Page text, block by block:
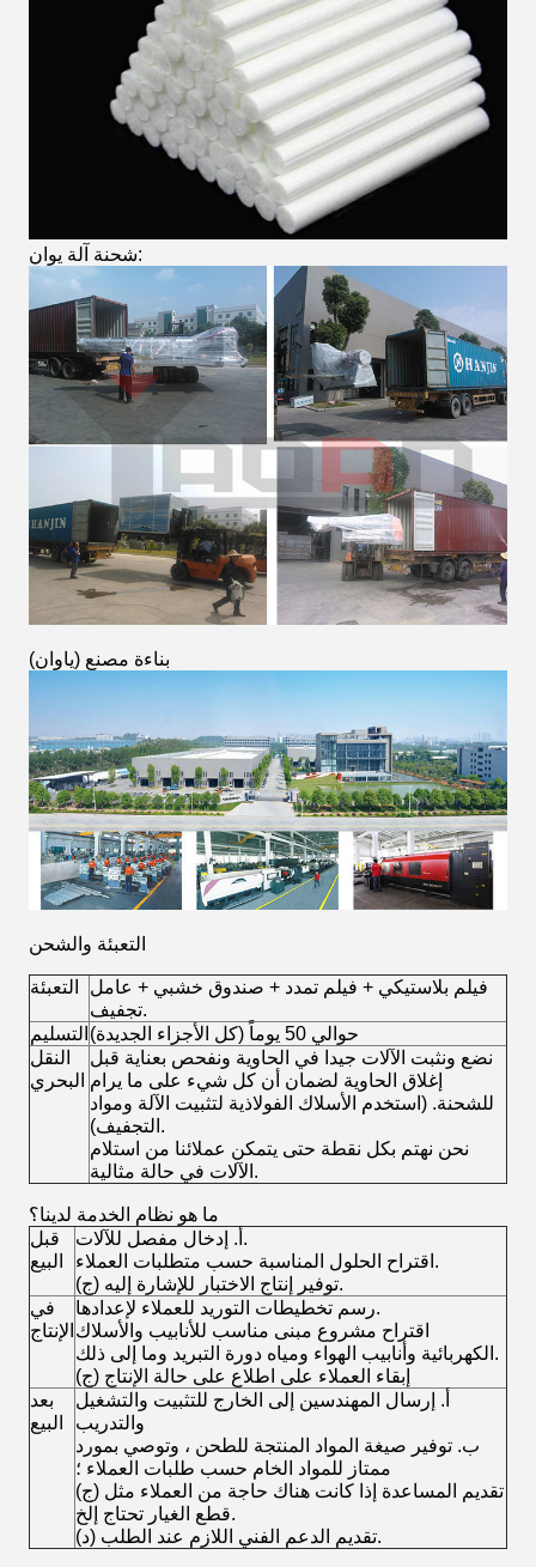
شحنة آلة يوان:
(بناءة مصنع (ياوان
التعبئة والشحن
التعبئة
فيلم بلاستيكي + فيلم تمدد + صندوق خشبي + عامل
تجفيف.
التسليم
حوالي 50 يوماً (كل الأجزاء الجديدة)
النقل
البحري
نضع ونثبت الآلات جيدا في الحاوية ونفحص بعناية قبل
إغلاق الحاوية لضمان أن كل شيء على ما يرام
للشحنة. (استخدم الأسلاك الفولاذية لتثبيت الآلة ومواد
التجفيف).
نحن نهتم بكل نقطة حتى يتمكن عملائنا من استلام
الآلات في حالة مثالية.
ما هو نظام الخدمة لدينا؟
قبل
البيع
أ. إدخال مفصل للآلات.
اقتراح الحلول المناسبة حسب متطلبات العملاء.
(ج) توفير إنتاج الاختبار للإشارة إليه.
في
الإنتاج
رسم تخطيطات التوريد للعملاء لإعدادها.
اقتراح مشروع مبنى مناسب للأنابيب والأسلاك
الكهربائية وأنابيب الهواء ومياه دورة التبريد وما إلى ذلك.
(ج) إبقاء العملاء على اطلاع على حالة الإنتاج
بعد
البيع
أ. إرسال المهندسين إلى الخارج للتثبيت والتشغيل
والتدريب
ب. توفير صيغة المواد المنتجة للطحن ، وتوصي بمورد
ممتاز للمواد الخام حسب طلبات العملاء ؛
(ج) تقديم المساعدة إذا كانت هناك حاجة من العملاء مثل
قطع الغيار تحتاج إلخ.
(د) تقديم الدعم الفني اللازم عند الطلب.